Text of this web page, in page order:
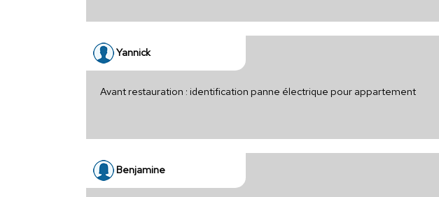
Yannick
Avant restauration : identification panne électrique pour appartement
Benjamine